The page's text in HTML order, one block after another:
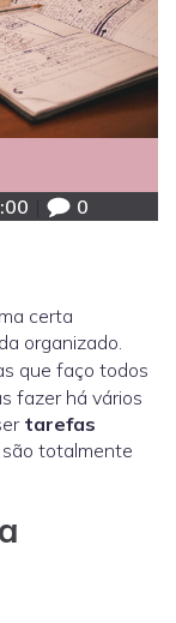
0
certa
organizado.
que faço todos
fazer há vários
tarefas
totalmente